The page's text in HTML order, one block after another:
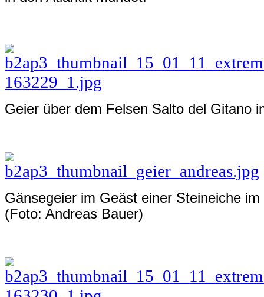
Geier über dem Felsen Salto del Gitano
Gänsegeier im Geäst einer Steineiche im
(Foto: Andreas Bauer)